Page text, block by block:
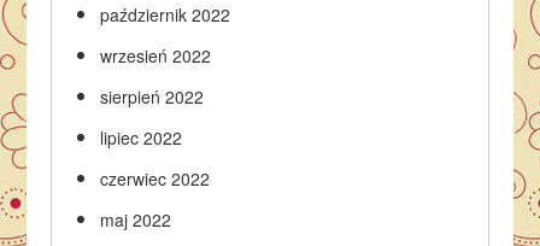
październik 2022
wrzesień 2022
sierpień 2022
lipiec 2022
czerwiec 2022
maj 2022